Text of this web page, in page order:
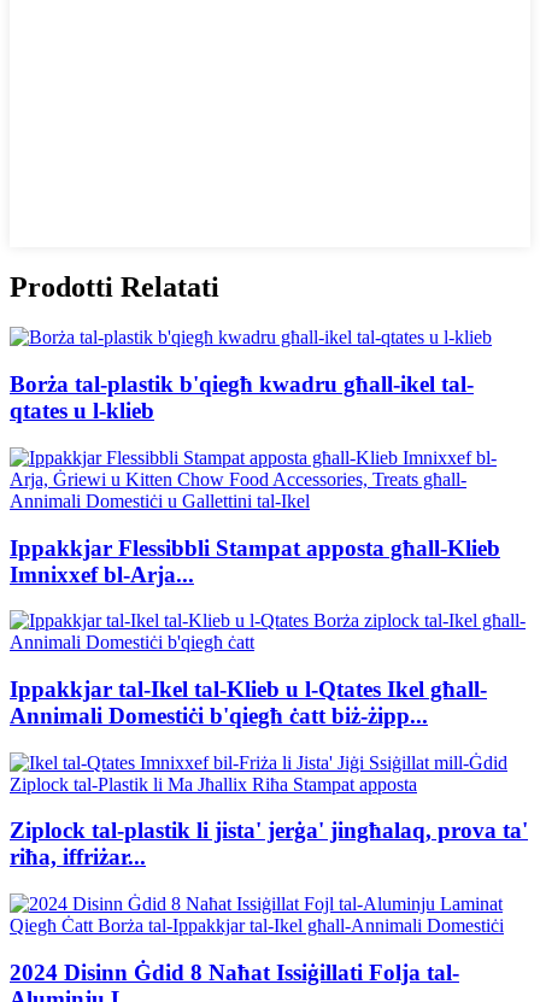
Prodotti Relatati
Borża tal-plastik b'qiegħ kwadru għall-ikel tal-
qtates u l-klieb
Ippakkjar Flessibbli Stampat apposta għall-Klieb
Imnixxef bl-Arja...
Ippakkjar tal-Ikel tal-Klieb u l-Qtates Ikel għall-
Annimali Domestiċi b'qiegħ ċatt biż-żipp...
Ziplock tal-plastik li jista' jerġa' jingħalaq, prova ta'
riħa, iffriżar...
2024 Disinn Ġdid 8 Naħat Issiġillati Folja tal-